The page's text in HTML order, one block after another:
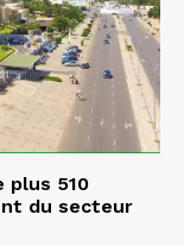
plus 510
du secteur